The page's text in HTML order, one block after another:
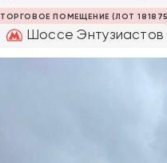
ТОРГОВОЕ ПОМЕЩЕНИЕ (ЛОТ
Шоссе Энтузиастов